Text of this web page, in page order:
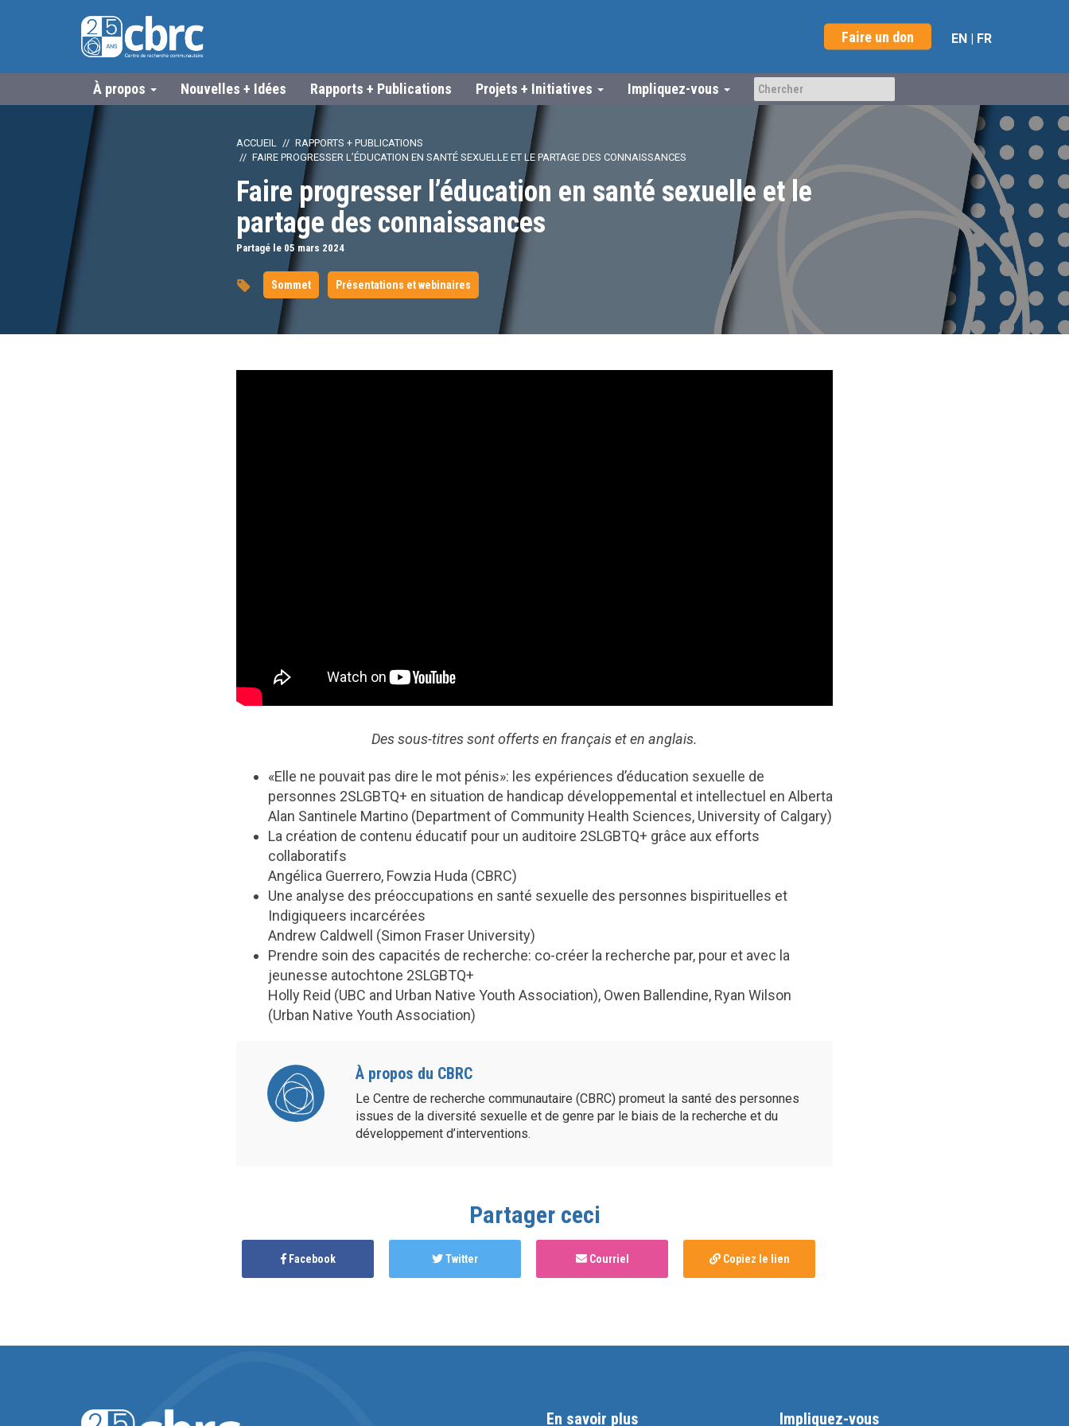
Faire un don EN | FR
À propos Nouvelles + Idées Rapports + Publications Projets + Initiatives Impliquez-vous
ACCUEIL
RAPPORTS + PUBLICATIONS
FAIRE PROGRESSER L’ÉDUCATION EN SANTÉ SEXUELLE ET LE PARTAGE DES CONNAISSANCES
Faire progresser l’éducation en santé sexuelle et le
partage des connaissances
Partagé le 05 mars 2024
Sommet Présentations et webinaires
Des sous-titres sont offerts en français et en anglais.
«Elle ne pouvait pas dire le mot pénis»: les expériences d’éducation sexuelle de
personnes 2SLGBTQ+ en situation de handicap développemental et intellectuel en Alberta
Alan Santinele Martino (Department of Community Health Sciences, University of Calgary)
La création de contenu éducatif pour un auditoire 2SLGBTQ+ grâce aux efforts
collaboratifs
Angélica Guerrero, Fowzia Huda (CBRC)
Une analyse des préoccupations en santé sexuelle des personnes bispirituelles et
Indigiqueers incarcérées
Andrew Caldwell (Simon Fraser University)
Prendre soin des capacités de recherche: co-créer la recherche par, pour et avec la
jeunesse autochtone 2SLGBTQ+
Holly Reid (UBC and Urban Native Youth Association), Owen Ballendine, Ryan Wilson
(Urban Native Youth Association)
À propos du CBRC
Le Centre de recherche communautaire (CBRC) promeut la santé des personnes
issues de la diversité sexuelle et de genre par le biais de la recherche et du
développement d’interventions.
Partager ceci
Facebook Twitter Courriel Copiez le lien
En savoir plus Impliquez-vous